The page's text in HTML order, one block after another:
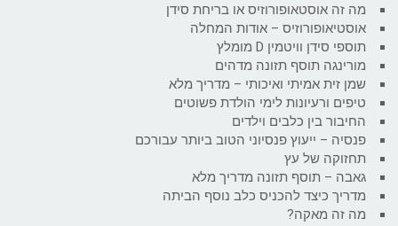
מה זה אוסטאופורוזיס או בריחת סידן
אוסטיאופורוזיס – אודות המחלה
תוספי סידן וויטמין D מומלץ
מורינגה תוסף תזונה מדהים
שמן זית אמיתי ואיכותי – מדריך מלא
טיפים ורעיונות לימי הולדת פשוטים
החיבור בין כלבים וילדים
פנסיה – ייעוץ פנסיוני הטוב ביותר עבורכם
תחזוקה של עץ
גאבה – תוסף תזונה מדריך מלא
מדריך כיצד להכניס כלב נוסף הביתה
מה זה מאקה?